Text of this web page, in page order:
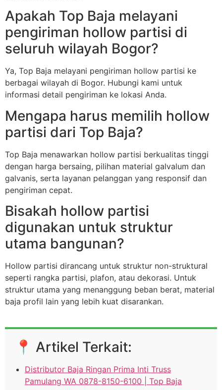
Apakah Top Baja melayani
pengiriman hollow partisi di
seluruh wilayah Bogor?
Ya, Top Baja melayani pengiriman hollow partisi ke
berbagai wilayah di Bogor. Hubungi kami untuk
informasi detail pengiriman ke lokasi Anda.
Mengapa harus memilih hollow
partisi dari Top Baja?
Top Baja menawarkan hollow partisi berkualitas tinggi
dengan harga bersaing, pilihan material galvalum dan
galvanis, serta layanan pelanggan yang responsif dan
pengiriman cepat.
Bisakah hollow partisi
digunakan untuk struktur
utama bangunan?
Hollow partisi dirancang untuk struktur non-struktural
seperti rangka partisi, plafon, atau dekorasi. Untuk
struktur utama yang menanggung beban berat, material
baja profil lain yang lebih kuat disarankan.
📍 Artikel Terkait:
Distributor Baja Ringan Prima Inti Truss
Pamulang WA 0878-8150-6100 | Top Baja